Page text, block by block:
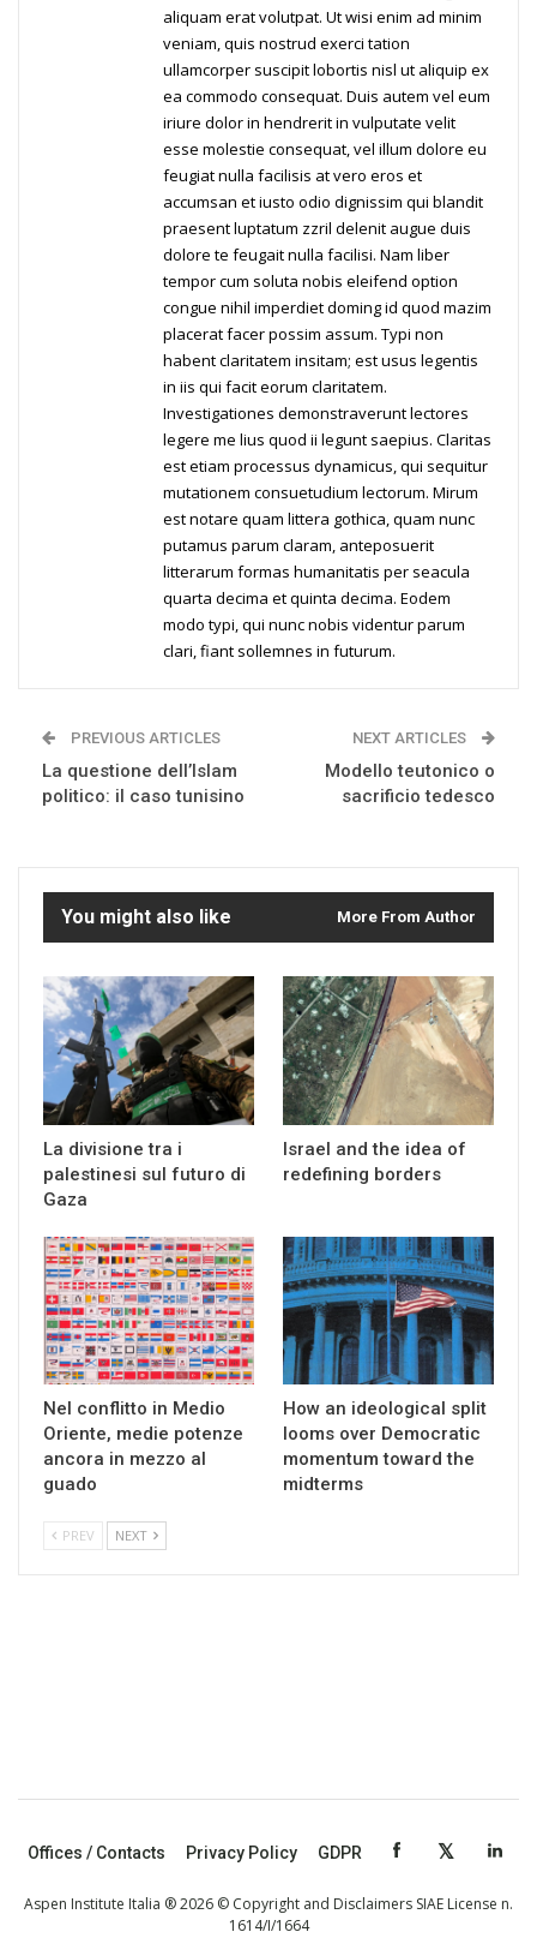
aliquam erat volutpat. Ut wisi enim ad minim
veniam, quis nostrud exerci tation
ullamcorper suscipit lobortis nisl ut aliquip ex
ea commodo consequat. Duis autem vel eum
iriure dolor in hendrerit in vulputate velit
esse molestie consequat, vel illum dolore eu
feugiat nulla facilisis at vero eros et
accumsan et iusto odio dignissim qui blandit
praesent luptatum zzril delenit augue duis
dolore te feugait nulla facilisi. Nam liber
tempor cum soluta nobis eleifend option
congue nihil imperdiet doming id quod mazim
placerat facer possim assum. Typi non
habent claritatem insitam; est usus legentis
in iis qui facit eorum claritatem.
Investigationes demonstraverunt lectores
legere me lius quod ii legunt saepius. Claritas
est etiam processus dynamicus, qui sequitur
mutationem consuetudium lectorum. Mirum
est notare quam littera gothica, quam nunc
putamus parum claram, anteposuerit
litterarum formas humanitatis per seacula
quarta decima et quinta decima. Eodem
modo typi, qui nunc nobis videntur parum
clari, fiant sollemnes in futurum.
PREVIOUS ARTICLES
La questione dell’Islam
politico: il caso tunisino
NEXT ARTICLES
Modello teutonico o
sacrificio tedesco
You might also like More From Author
La divisione tra i
palestinesi sul futuro di
Gaza
Israel and the idea of
redefining borders
Nel conflitto in Medio
Oriente, medie potenze
ancora in mezzo al
guado
How an ideological split
looms over Democratic
momentum toward the
midterms
PREV NEXT
Offices / Contacts Privacy Policy GDPR
Aspen Institute Italia ® 2026 © Copyright and Disclaimers SIAE License n.
1614/I/1664